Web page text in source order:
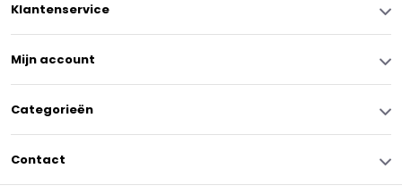
Klantenservice
Mijn account
Categorieën
Contact